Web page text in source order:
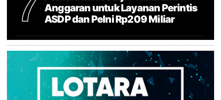
Anggaran untuk Layanan Perintis
ASDP dan Pelni Rp209 Miliar